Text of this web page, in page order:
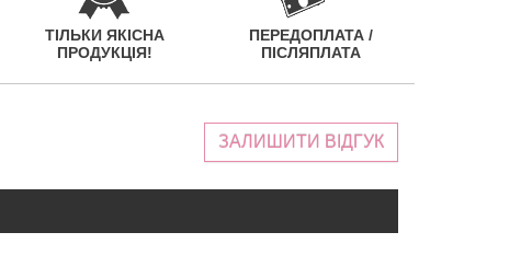
ТІЛЬКИ ЯКІСНА
ПРОДУКЦІЯ!
ПЕРЕДОПЛАТА /
ПІСЛЯПЛАТА
ЗАЛИШИТИ ВІДГУК